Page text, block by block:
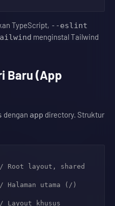
TypeScript, --eslint
menginstal Tailwind
Baru (App
dengan app directory. Struktur